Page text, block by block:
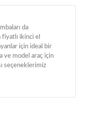
da
ikinci el
için ideal bir
ve model araç için
seçeneklerimiz